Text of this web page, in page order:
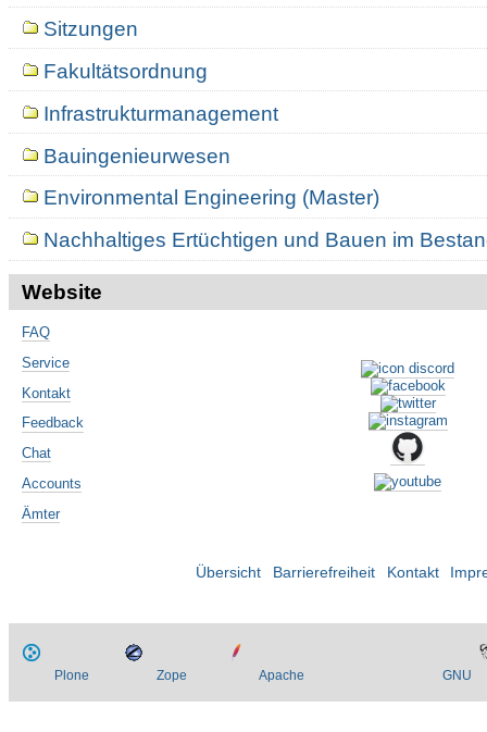
Sitzungen
Fakultätsordnung
Infrastrukturmanagement
Bauingenieurwesen
Environmental Engineering (Master)
Nachhaltiges Ertüchtigen und Bauen im
Website
FAQ
Service
Kontakt
Feedback
Chat
Accounts
Ämter
Übersicht Barrierefreiheit Kontakt
Plone Zope Apache GNU